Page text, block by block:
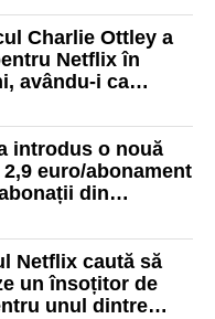
apar probe
Charlie Ottley a
Netflix în
avându-i ca
Lascu
introdus o nouă
euro/abonament
din
Netflix caută să
un însoțitor de
unul dintre